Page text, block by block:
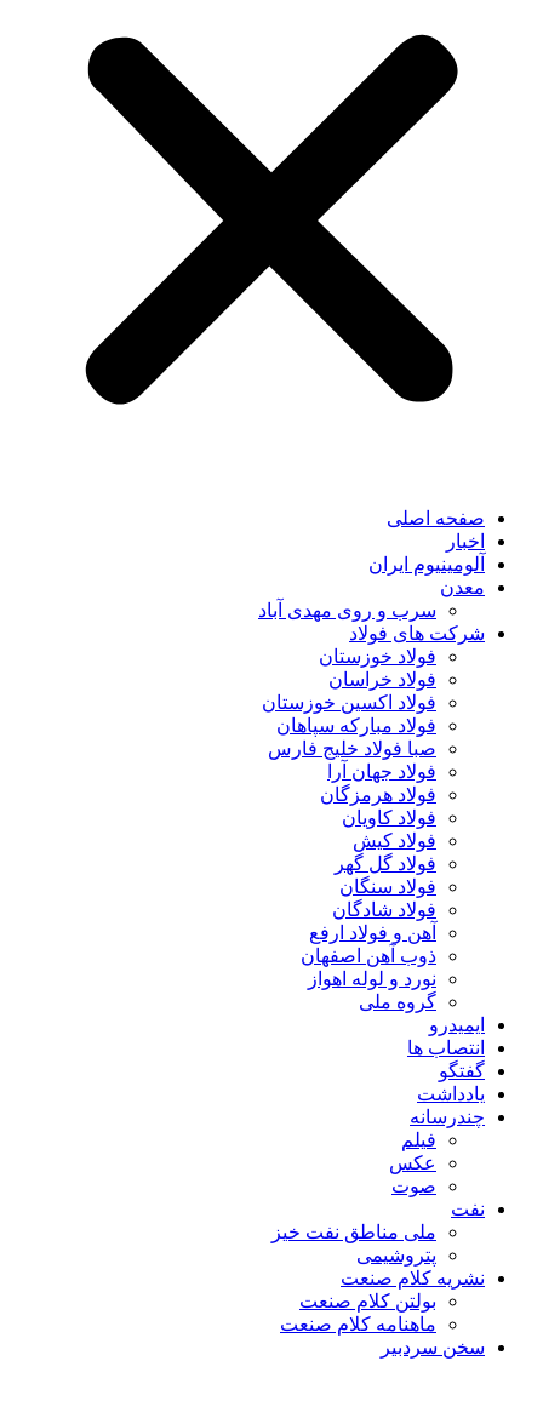
صفحه اصلی
اخبار
آلومینیوم ایران
معدن
سرب و روی مهدی آباد
شرکت های فولاد
فولاد خوزستان
فولاد خراسان
فولاد اکسین خوزستان
فولاد مبارکه سپاهان
صبا فولاد خلیج فارس
فولاد جهان آرا
فولاد هرمزگان
فولاد کاویان
فولاد کیش
فولاد گل گهر
فولاد سنگان
فولاد شادگان
آهن و فولاد ارفع
ذوب آهن اصفهان
نورد و لوله اهواز
گروه ملی
ایمیدرو
انتصاب ها
گفتگو
یادداشت
چندرسانه
فیلم
عکس
صوت
نفت
ملی مناطق نفت خیز
پتروشیمی
نشریه کلام صنعت
بولتن کلام صنعت
ماهنامه کلام صنعت
سخن سردبیر